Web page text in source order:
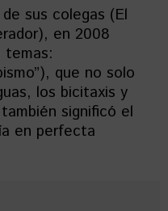
sus colegas (El
en 2008
temas:
que no solo
los bicitaxis y
significó el
en perfecta